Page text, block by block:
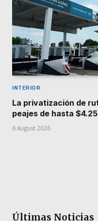
INTERIOR
La privatización de
peajes de hasta
6 August 2026
Últimas Noticias